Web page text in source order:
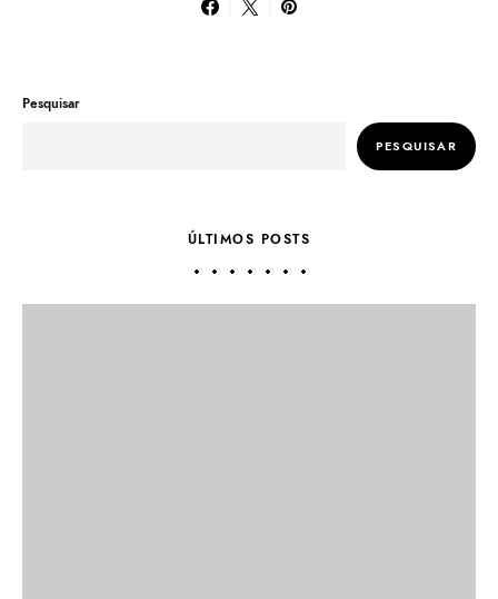
Pesquisar
PESQUISAR
ÚLTIMOS POSTS